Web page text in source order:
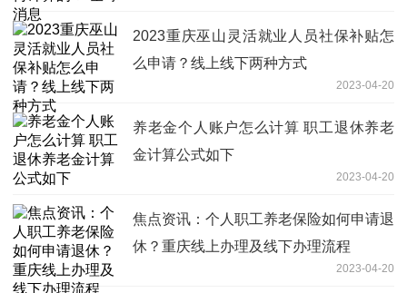
2023重庆巫山灵活就业人员社保补贴怎
么申请？线上线下两种方式
2023-04-20
养老金个人账户怎么计算 职工退休养老
金计算公式如下
2023-04-20
焦点资讯：个人职工养老保险如何申请退
休？重庆线上办理及线下办理流程
2023-04-20